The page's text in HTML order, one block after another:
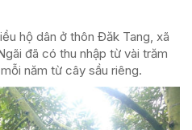
hộ dân ở thôn Đăk Tang, xã
đã có thu nhập từ vài trăm
năm từ cây sầu riêng.